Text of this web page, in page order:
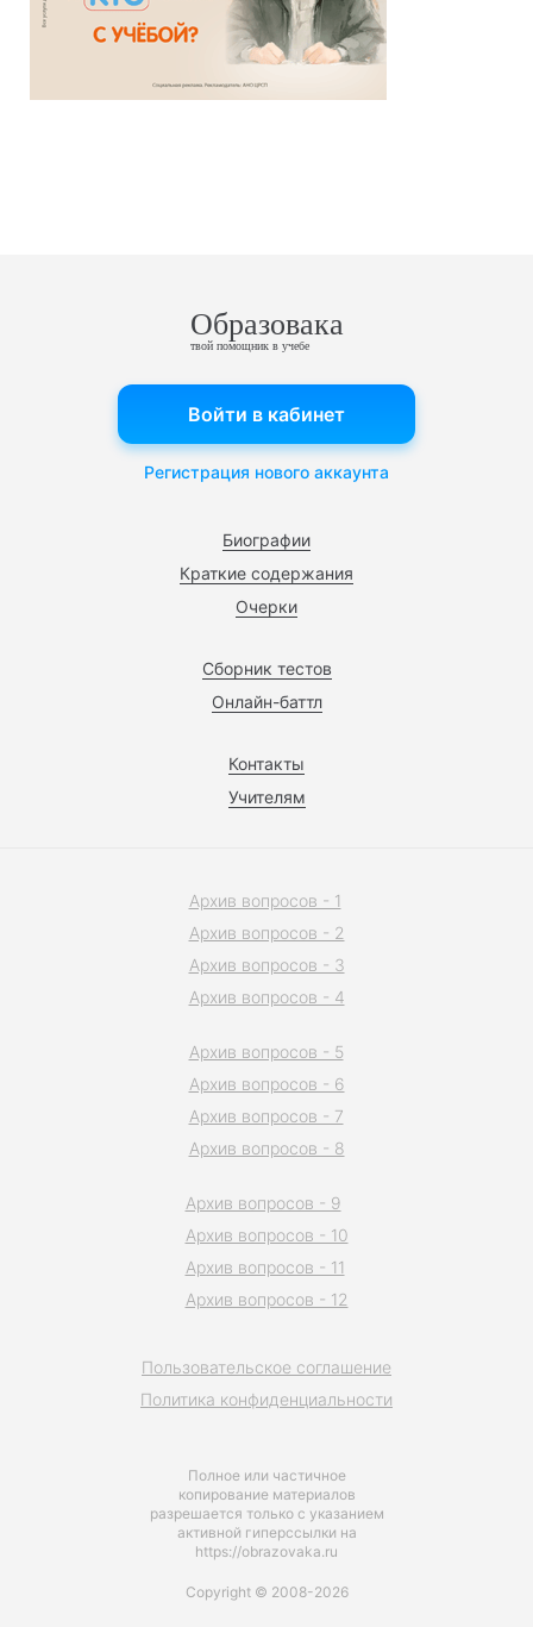
Образовака
твой помощник в учебе
Биографии
Краткие содержания
Очерки
Сборник тестов
Онлайн-баттл
Контакты
Учителям
Войти в кабинет
Регистрация нового аккаунта
Полное или частичное
копирование материалов
разрешается только с указанием
активной гиперссылки на
https://obrazovaka.ru
Пользовательское соглашение
Политика конфиденциальности
Архив вопросов - 1
Архив вопросов - 2
Архив вопросов - 3
Архив вопросов - 4
Архив вопросов - 5
Архив вопросов - 6
Архив вопросов - 7
Архив вопросов - 8
Архив вопросов - 9
Архив вопросов - 10
Архив вопросов - 11
Архив вопросов - 12
Copyright © 2008-2026